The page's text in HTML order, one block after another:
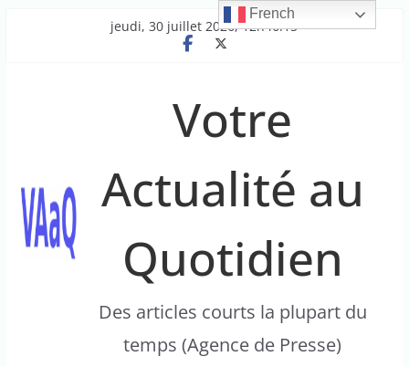
jeudi, 30 juillet 2026, 12h46:15
Votre
Actualité au
Quotidien
Des articles courts la plupart du
temps (Agence de Presse)
French